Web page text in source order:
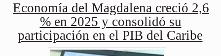
Economía del Magdalena creció 2,6
% en 2025 y consolidó su
participación en el PIB del Caribe